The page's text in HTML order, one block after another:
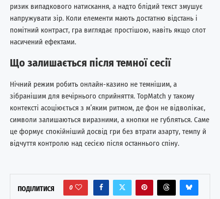
ризик випадкового натискання, а надто блідий текст змушує
напружувати зір. Коли елементи мають достатню відстань і
помітний контраст, гра виглядає простішою, навіть якщо слот
насичений ефектами.
Що залишається після темної сесії
Нічний режим робить онлайн-казино не темнішим, а
зібранішим для вечірнього сприйняття. TopMatch у такому
контексті асоціюється з м’яким ритмом, де фон не відволікає,
символи залишаються виразними, а кнопки не губляться. Саме
це формує спокійніший досвід гри без втрати азарту, темпу й
відчуття контролю над сесією після останнього спіну.
ПОДІЛИТИСЯ 0